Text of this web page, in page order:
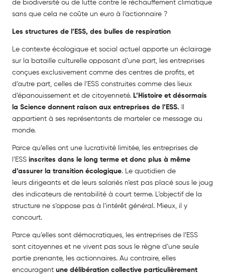
de biodiversité ou de lutte contre le réchauffement climatique
sans que cela ne coûte un euro à l’actionnaire ?
Les structures de l’ESS, des bulles de respiration
Le contexte écologique et social actuel apporte un éclairage
sur la bataille culturelle opposant d’une part, les entreprises
conçues exclusivement comme des centres de profits, et
d’autre part, celles de l’ESS construites comme des lieux
d’épanouissement et de citoyenneté. L’Histoire et désormais
la Science donnent raison aux entreprises de l’ESS.
appartient à ses représentants de marteler ce message au
monde.
Parce qu’elles ont une lucrativité limitée, les entreprises de
l’ESS inscrites dans le long terme et donc plus à même
d’assurer la transition écologique. Le quotidien de
leurs dirigeants et de leurs salariés n’est pas placé sous le joug
des indicateurs de rentabilité à court terme. L’objectif de la
structure ne s’oppose pas à l’intérêt général. Mieux, il y
concourt.
Parce qu’elles sont démocratiques, les entreprises de l’ESS
sont citoyennes et ne vivent pas sous le règne d’une seule
partie prenante, les actionnaires. Au contraire, elles
encouragent une délibération collective particulièrement